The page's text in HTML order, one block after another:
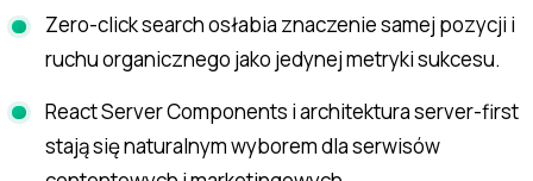
Zero-click search osłabia znaczenie samej pozycji i
ruchu organicznego jako jedynej metryki sukcesu.
React Server Components i architektura server-first
stają się naturalnym wyborem dla serwisów